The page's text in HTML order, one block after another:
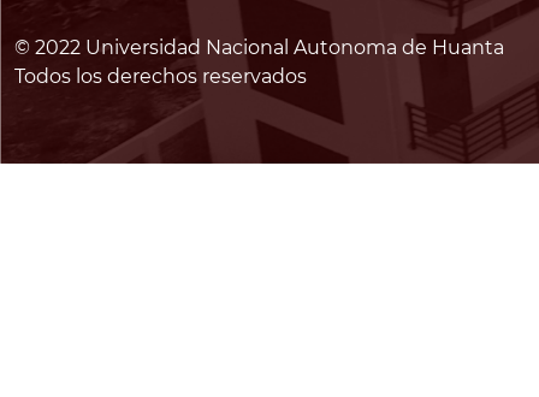
© 2022 Universidad Nacional Autonoma de Huanta
Todos los derechos reservados